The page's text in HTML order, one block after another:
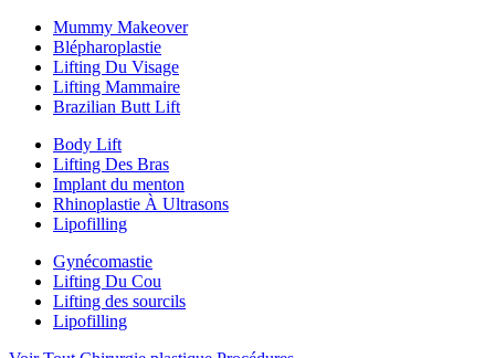
Mummy Makeover
Blépharoplastie
Lifting Du Visage
Lifting Mammaire
Brazilian Butt Lift
Body Lift
Lifting Des Bras
Implant du menton
Rhinoplastie À Ultrasons
Lipofilling
Gynécomastie
Lifting Du Cou
Lifting des sourcils
Lipofilling